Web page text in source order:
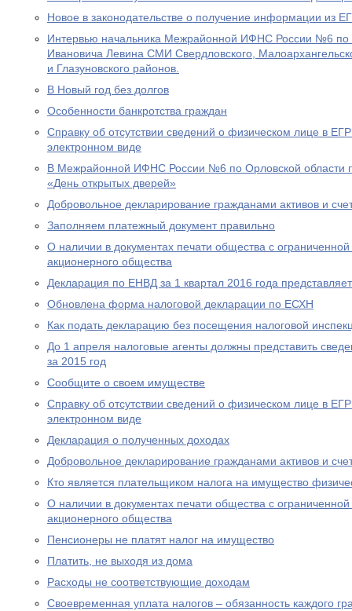
Новое в законодательстве о получение информации из
Интервью начальника Межрайонной ИФНС России №6 по
Ивановича Левина СМИ Свердловского,
и Глазуновского районов.
В Новый год без долгов
Особенности банкротства граждан
Справку об отсутствии сведений о физическом лице в
электронном виде
В Межрайонной ИФНС России №6 по Орловской области
«День открытых дверей»
Добровольное декларирование гражданами активов и
Заполняем платежный документ правильно
О наличии в документах печати общества с ограниченной
акционерного общества
Декларация по ЕНВД за 1 квартал 2016 года
Обновлена форма налоговой декларации по ЕСХН
Как подать декларацию без посещения налоговой
До 1 апреля налоговые агенты должны представить
за 2015 год
Сообщите о своем имуществе
Справку об отсутствии сведений о физическом лице в
электронном виде
Декларация о полученных доходах
Добровольное декларирование гражданами активов и
Кто является плательщиком налога на имущество
О наличии в документах печати общества с ограниченной
акционерного общества
Пенсионеры не платят налог на имущество
Платить, не выходя из дома
Расходы не соответствующие доходам
Своевременная уплата налогов – обязанность каждого